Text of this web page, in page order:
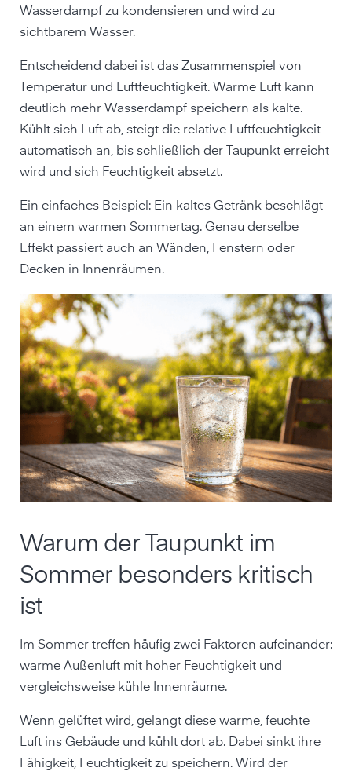
Wasserdampf zu kondensieren und wird zu
sichtbarem Wasser.
Entscheidend dabei ist das Zusammenspiel von
Temperatur und Luftfeuchtigkeit. Warme Luft kann
deutlich mehr Wasserdampf speichern als kalte.
Kühlt sich Luft ab, steigt die relative Luftfeuchtigkeit
automatisch an, bis schließlich der Taupunkt erreicht
wird und sich Feuchtigkeit absetzt.
Ein einfaches Beispiel: Ein kaltes Getränk beschlägt
an einem warmen Sommertag. Genau derselbe
Effekt passiert auch an Wänden, Fenstern oder
Decken in Innenräumen.
Warum der Taupunkt im
Sommer besonders kritisch
ist
Im Sommer treffen häufig zwei Faktoren aufeinander:
warme Außenluft mit hoher Feuchtigkeit und
vergleichsweise kühle Innenräume.
Wenn gelüftet wird, gelangt diese warme, feuchte
Luft ins Gebäude und kühlt dort ab. Dabei sinkt ihre
Fähigkeit, Feuchtigkeit zu speichern. Wird der